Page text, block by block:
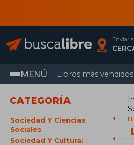
Enviar a
MENÚ Libros más vendidos
CATEGORÍA
Sociedad Y Ciencias
Sociales
Sociedad Y Cultura: